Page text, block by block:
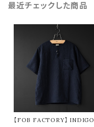
最近チェックした商品
【FOB FACTORY】 INDIGO